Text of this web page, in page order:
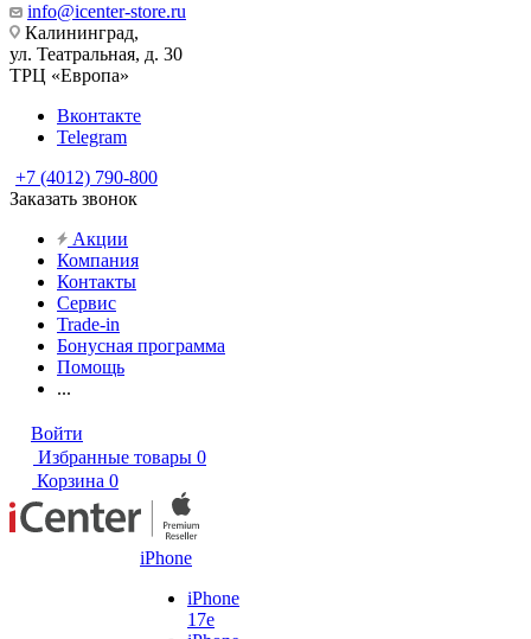
info@icenter-store.ru
Калининград,
ул. Театральная, д. 30
ТРЦ «Европа»
Вконтакте
Telegram
+7 (4012) 790-800
Заказать звонок
Акции
Компания
Контакты
Сервис
Trade-in
Бонусная программа
Помощь
...
Войти
Избранные товары 0
Корзина 0
iPhone
iPhone
17e